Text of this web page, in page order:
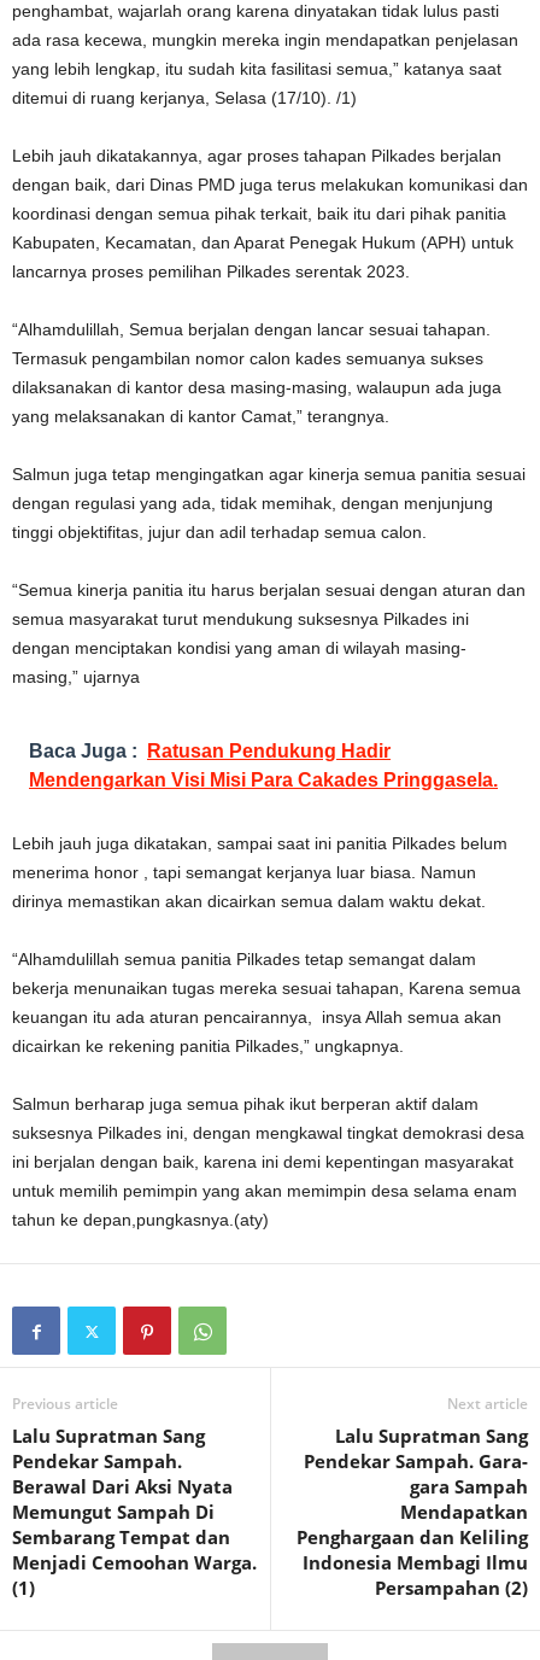
penghambat, wajarlah orang karena dinyatakan tidak lulus pasti
ada rasa kecewa, mungkin mereka ingin mendapatkan penjelasan
yang lebih lengkap, itu sudah kita fasilitasi semua,” katanya saat
ditemui di ruang kerjanya, Selasa (17/10). /1)
Lebih jauh dikatakannya, agar proses tahapan Pilkades berjalan
dengan baik, dari Dinas PMD juga terus melakukan komunikasi dan
koordinasi dengan semua pihak terkait, baik itu dari pihak panitia
Kabupaten, Kecamatan, dan Aparat Penegak Hukum (APH) untuk
lancarnya proses pemilihan Pilkades serentak 2023.
“Alhamdulillah, Semua berjalan dengan lancar sesuai tahapan.
Termasuk pengambilan nomor calon kades semuanya sukses
dilaksanakan di kantor desa masing-masing, walaupun ada juga
yang melaksanakan di kantor Camat,” terangnya.
Salmun juga tetap mengingatkan agar kinerja semua panitia sesuai
dengan regulasi yang ada, tidak memihak, dengan menjunjung
tinggi objektifitas, jujur ​​dan adil terhadap semua calon.
“Semua kinerja panitia itu harus berjalan sesuai dengan aturan dan
semua masyarakat turut mendukung suksesnya Pilkades ini
dengan menciptakan kondisi yang aman di wilayah masing-
masing,” ujarnya
Baca Juga :
Ratusan Pendukung Hadir
Mendengarkan Visi Misi Para Cakades Pringgasela.
Lebih jauh juga dikatakan, sampai saat ini panitia Pilkades belum
menerima honor , tapi semangat kerjanya luar biasa. Namun
dirinya memastikan akan dicairkan semua dalam waktu dekat.
“Alhamdulillah semua panitia Pilkades tetap semangat dalam
bekerja menunaikan tugas mereka sesuai tahapan, Karena semua
keuangan itu ada aturan pencairannya, insya Allah semua akan
dicairkan ke rekening panitia Pilkades,” ungkapnya.
Salmun berharap juga semua pihak ikut berperan aktif dalam
suksesnya Pilkades ini, dengan mengkawal tingkat demokrasi desa
ini berjalan dengan baik, karena ini demi kepentingan masyarakat
untuk memilih pemimpin yang akan memimpin desa selama enam
tahun ke depan,pungkasnya.(aty)
Previous article
Lalu Supratman Sang
Pendekar Sampah.
Berawal Dari Aksi Nyata
Memungut Sampah Di
Sembarang Tempat dan
Menjadi Cemoohan Warga.
(1)
Next article
Lalu Supratman Sang
Pendekar Sampah. Gara-
gara Sampah
Mendapatkan
Penghargaan dan Keliling
Indonesia Membagi Ilmu
Persampahan (2)